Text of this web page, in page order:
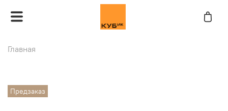
Главная
Предзаказ